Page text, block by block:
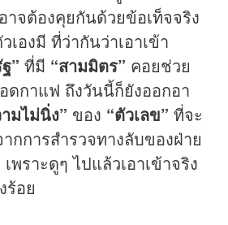
จต้องคุยกันด้วยข้อเท็จจริง
เองมี ที่ว่ากันว่าเอาเข้า
” ที่มี “สามมิตร” คอยช่วย
ดกาแฟ ถึงวันนี้ก็ยังออกอา
มไม่นิ่ง” ของ “ตัวเลข” ที่จะ
กการสำรวจทางลับของฝ่าย
พราะดูๆ ไปแล้วเอาเข้าจริง
ร้อย